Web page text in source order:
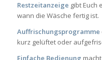
Restzeitanzeige gibt Euch
wann die Wäsche fertig ist.
Auffrischungsprogramme
kurz gelüftet oder
Einfache Bedienung